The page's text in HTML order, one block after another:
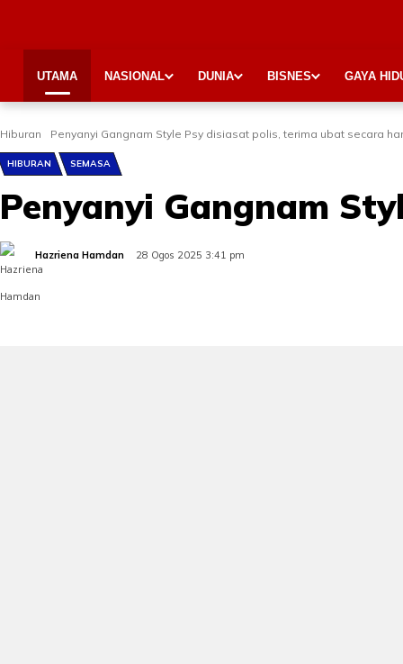
UTAMA NASIONAL DUNIA BISNES GAYA
Hiburan Penyanyi Gangnam Style Psy disiasat polis, terima ubat secara
HIBURAN SEMASA
Penyanyi Gangnam
Hazriena Hamdan 28 Ogos 2025 3:41 pm